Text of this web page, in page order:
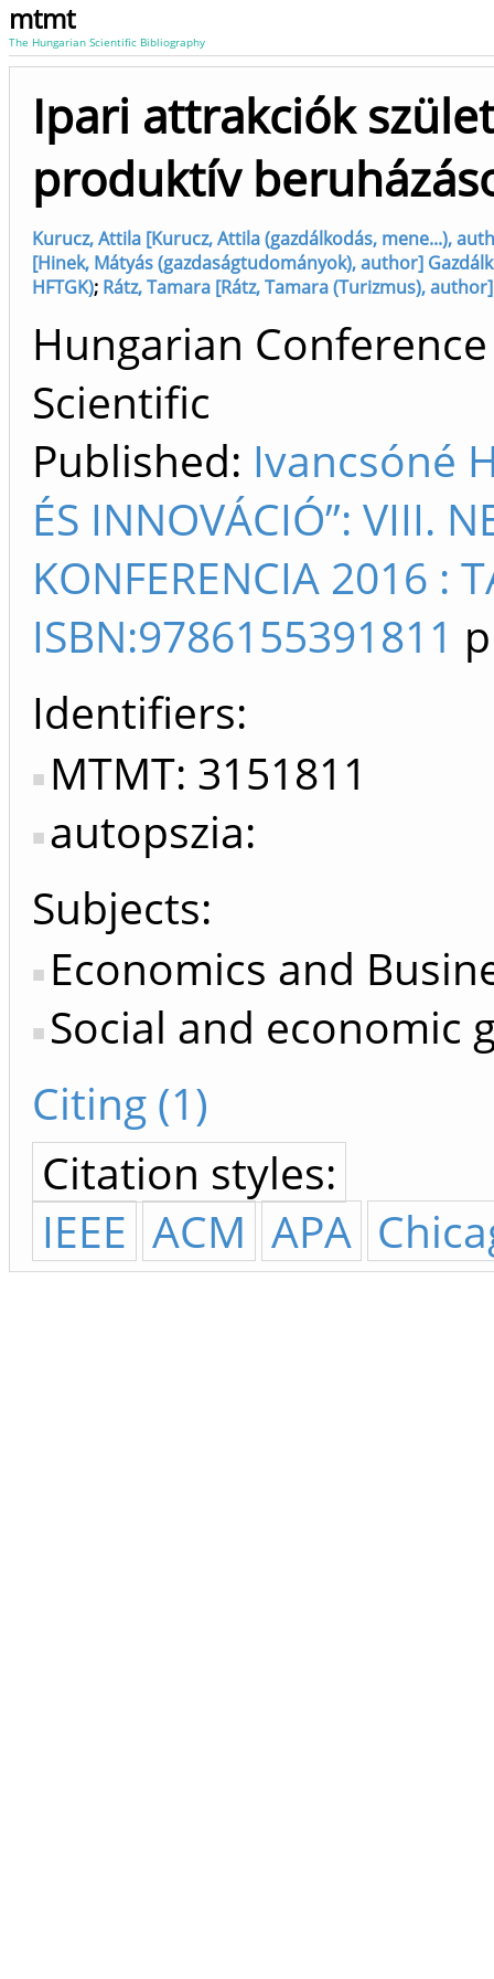
mtmt
The Hungarian Scientific Bibliography
Ipari attrakciók
produktív
Kurucz, Attila [Kurucz, Attila (gazdálkodás, mene...),
[Hinek, Mátyás (gazdaságtudományok), author]
HFTGK); Rátz, Tamara [Rátz, Tamara (Turizmus),
Hungarian
Scientific
Published: Ivancsóné
ÉS INNOVÁCIÓ”: VIII.
KONFERENCIA 2016 :
ISBN:9786155391811
Identifiers
MTMT: 3151811
autopszia:
Subjects:
Economics and
Social and economic
Citing (1)
Citation styles:
IEEE ACM APA